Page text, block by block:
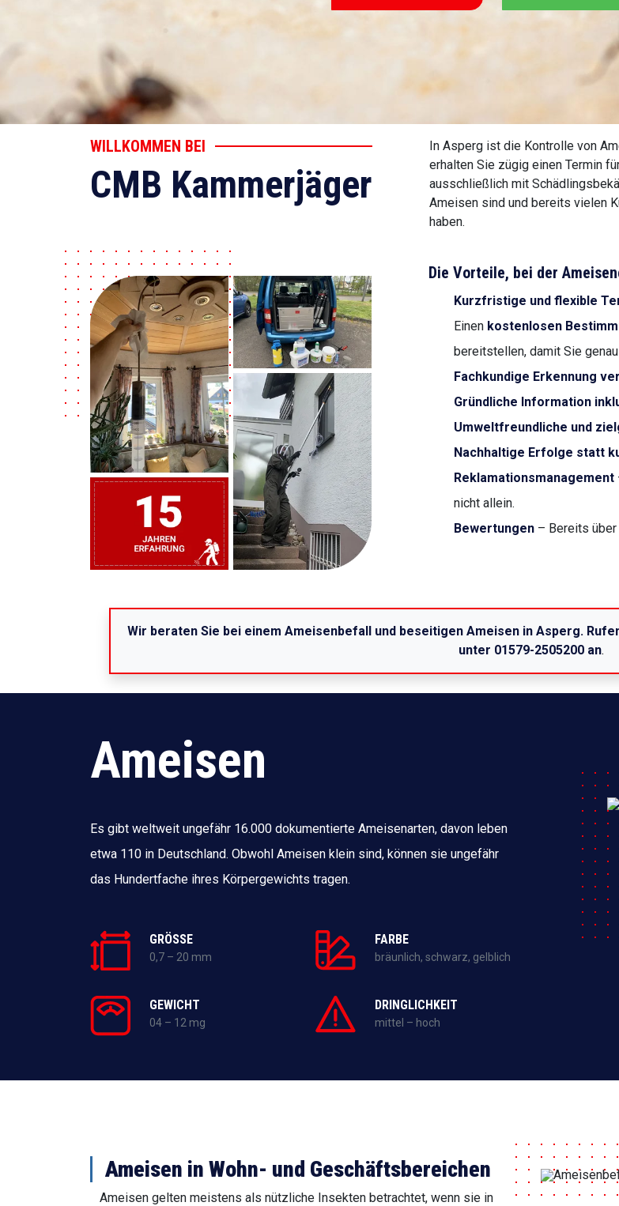
WILLKOMMEN BEI
CMB Kammerjäger
In Asperg ist die Kontrolle von
erhalten Sie zügig einen Termin
ausschließlich mit
Ameisen sind und bereits vielen
haben.
Die Vorteile, bei der
Kurzfristige und flexible
Einen kostenlosen
bereitstellen, damit Sie
Fachkundige Erkennung
Gründliche Information
Umweltfreundliche und
Nachhaltige Erfolge statt
Reklamationsmanagement
nicht allein.
Bewertungen – Bereits
Wir beraten Sie bei einem Ameisenbefall und beseitigen Ameisen in Asperg.
unter 01579-2505200 an.
Ameisen
Es gibt weltweit ungefähr 16.000 dokumentierte Ameisenarten, davon leben
etwa 110 in Deutschland. Obwohl Ameisen klein sind, können sie ungefähr
das Hundertfache ihres Körpergewichts tragen.
GRÖSSE
0,7 – 20 mm
FARBE
bräunlich, schwarz, gelblich
GEWICHT
04 – 12 mg
DRINGLICHKEIT
mittel – hoch
Ameisen in Wohn- und Geschäftsbereichen
Ameisen gelten meistens als nützliche Insekten betrachtet, wenn sie in